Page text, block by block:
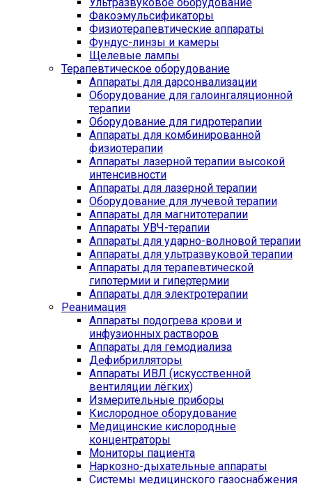
Факоэмульсификаторы
Физиотерапевтические аппараты
Фундус-линзы и камеры
Щелевые лампы
Терапевтическое оборудование
Аппараты для дарсонвализации
Оборудование для галоингаляционной
терапии
Оборудование для гидротерапии
Аппараты для комбинированной
физиотерапии
Аппараты лазерной терапии высокой
интенсивности
Аппараты для лазерной терапии
Оборудование для лучевой терапии
Аппараты для магнитотерапии
Аппараты УВЧ-терапии
Аппараты для ударно-волновой терапии
Аппараты для ультразвуковой терапии
Аппараты для терапевтической
гипотермии и гипертермии
Аппараты для электротерапии
Реанимация
Аппараты подогрева крови и
инфузионных растворов
Аппараты для гемодиализа
Дефибрилляторы
Аппараты ИВЛ (искусственной
вентиляции лёгких)
Измерительные приборы
Кислородное оборудование
Медицинские кислородные
концентраторы
Мониторы пациента
Наркозно-дыхательные аппараты
Системы медицинского газоснабжения